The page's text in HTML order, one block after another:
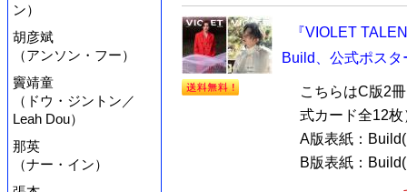
ン）
胡彦斌
（アンソン・フー）
竇靖童
（ドウ・ジントン／
Leah Dou）
那英
（ナー・イン）
『VIOLET
Build、公式ポス
こちらはC版2
式カード全12枚
A版表紙：
B版表紙：